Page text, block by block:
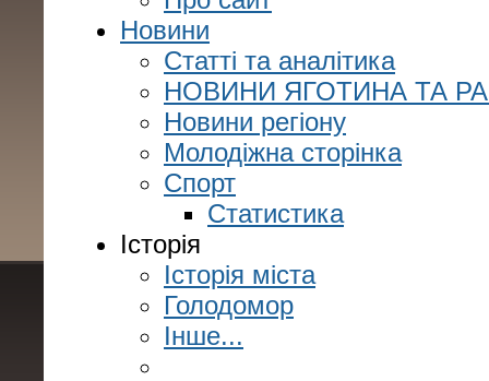
Новини
Статті та аналітика
НОВИНИ ЯГОТИНА ТА
Новини регіону
Молодіжна сторінка
Спорт
Статистика
Історія
Історія міста
Голодомор
Інше...